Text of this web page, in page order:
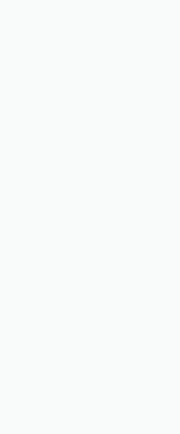
Steinig, aber in
im Spannungsfeld
Perspektiven und
2024 erscheint das…